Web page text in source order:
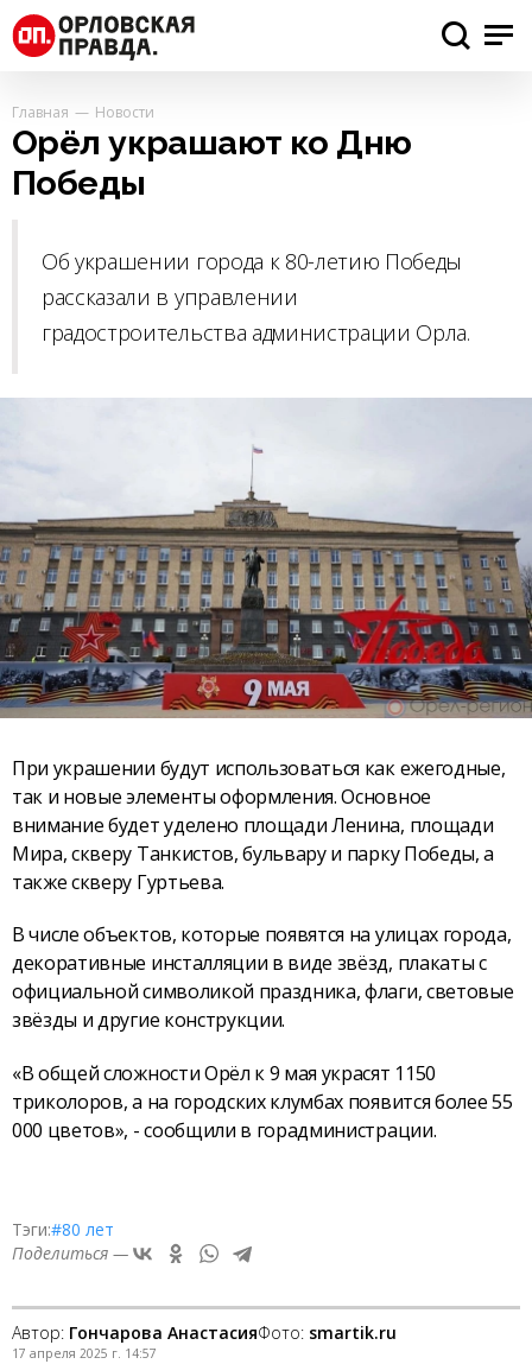
Главная Новости
Орёл украшают ко Дню
Победы
Об украшении города к 80-летию Победы
рассказали в управлении
градостроительства администрации Орла.
При украшении будут использоваться как ежегодные,
так и новые элементы оформления. Основное
внимание будет уделено площади Ленина, площади
Мира, скверу Танкистов, бульвару и парку Победы, а
также скверу Гуртьева.
В числе объектов, которые появятся на улицах города,
декоративные инсталляции в виде звёзд, плакаты с
официальной символикой праздника, флаги, световые
звёзды и другие конструкции.
«В общей сложности Орёл к 9 мая украсят 1150
триколоров, а на городских клумбах появится более 55
000 цветов», - сообщили в горадминистрации.
Тэги:#80 лет
Поделиться —
Автор: Гончарова АнастасияФото: smartik.ru
17 апреля 2025 г. 14:57